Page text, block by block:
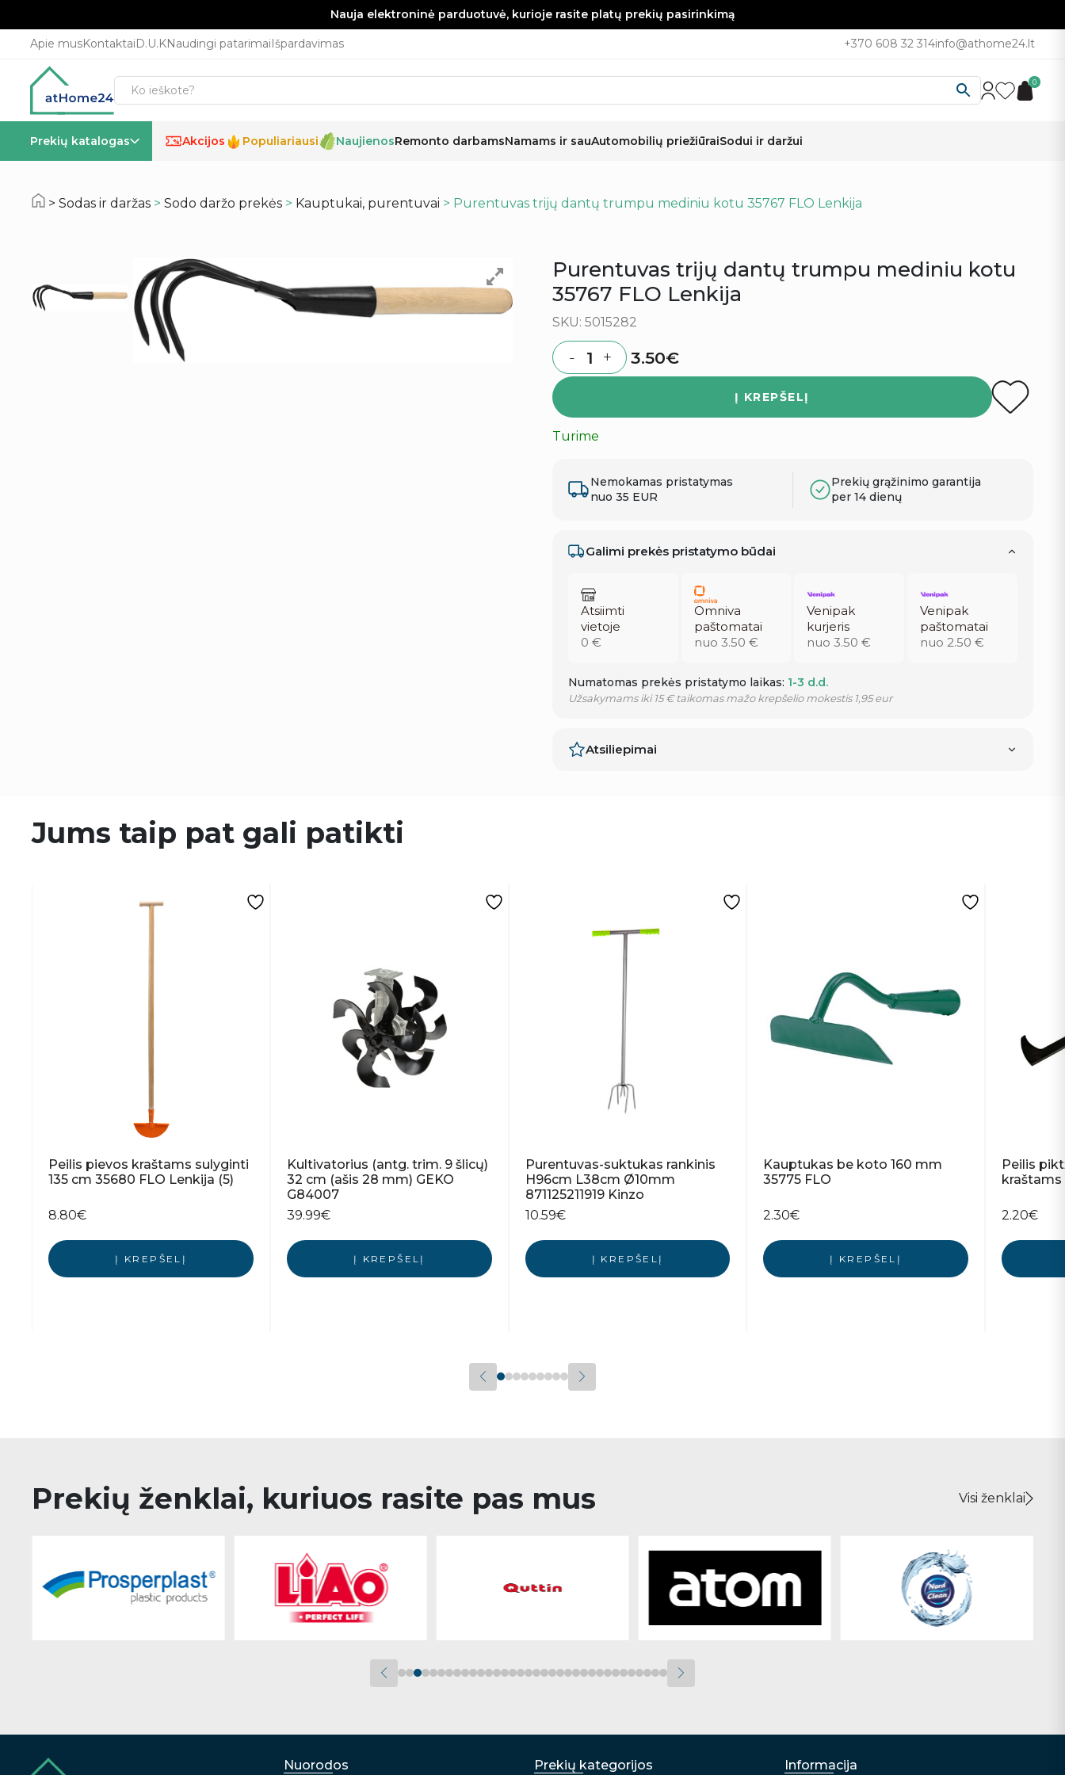
Nauja elektroninė parduotuvė, kurioje rasite platų prekių pasirinkimą
Apie musKontaktaiD.U.KNaudingi patarimaiIšpardavimas +370 608 32 314info@athome24.lt
0
Prekių katalogas % Akcijos Populiariausi NaujienosRemonto darbamsNamams ir sauAutomobilių priežiūraiSodui ir daržui
Sodas ir daržas >Sodo daržo prekės > Kauptukai, purentuvai > Purentuvas trijų dantų trumpu mediniu kotu 35767 FLO Lenkija
Purentuvas trijų dantų trumpu mediniu kotu
35767 FLO Lenkija
SKU: 5015282
Quantity
- + 3.50€
Į KREPŠELĮ
Turime
Nemokamas pristatymas
nuo 35 EUR
Prekių grąžinimo garantija
per 14 dienų
Galimi prekės pristatymo būdai
Atsiimti
vietoje
0 €
Omniva
paštomatai
nuo 3.50 €
Venipak
kurjeris
nuo 3.50 €
Venipak
paštomatai
nuo 2.50 €
Numatomas prekės pristatymo laikas: 1-3 d.d.
Užsakymams iki 15 € taikomas mažo krepšelio mokestis 1,95 eur
Atsiliepimai
Jums taip pat gali patikti
Peilis pievos kraštams sulyginti
135 cm 35680 FLO Lenkija (5)
8.80€
Į KREPŠELĮ
Kultivatorius (antg. trim. 9 šlicų)
32 cm (ašis 28 mm) GEKO
G84007
39.99€
Į KREPŠELĮ
Purentuvas-suktukas rankinis
H96cm L38cm Ø10mm
871125211919 Kinzo
10.59€
Į KREPŠELĮ
Kauptukas be koto 160 mm
35775 FLO
2.30€
Į KREPŠELĮ
Peilis
kraštams
2.20€
Prekių ženklai, kuriuos rasite pas mus Visi ženklai
Nuorodos
Prekių kategorijos
Informacija